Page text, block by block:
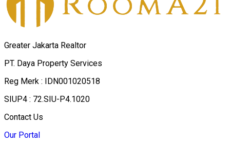
Greater Jakarta Realtor
PT. Daya Property Services
Reg Merk : IDN001020518
SIUP4 : 72.SIU-P4.1020
Contact Us
Our Portal